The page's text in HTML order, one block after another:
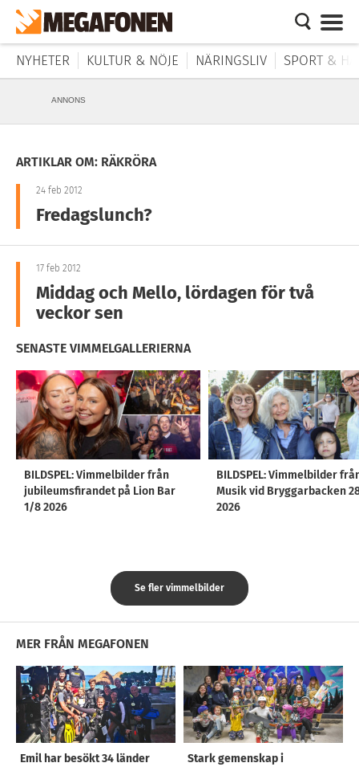
NYHETER KULTUR & NÖJE NÄRINGSLIV SPORT &
ANNONS
ARTIKLAR OM: RÄKRÖRA
24 feb 2012
Fredagslunch?
17 feb 2012
Middag och Mello, lördagen för två
veckor sen
SENASTE VIMMELGALLERIERNA
BILDSPEL: Vimmelbilder från
jubileumsfirandet på Lion Bar
1/8 2026
BILDSPEL: Vimmelbilder
Musik vid Bryggarbacken
2026
Se fler vimmelbilder
MER FRÅN MEGAFONEN
Emil har besökt 34 länder
Stark gemenskap i